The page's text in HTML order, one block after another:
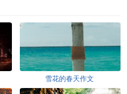
雪花的春天作文